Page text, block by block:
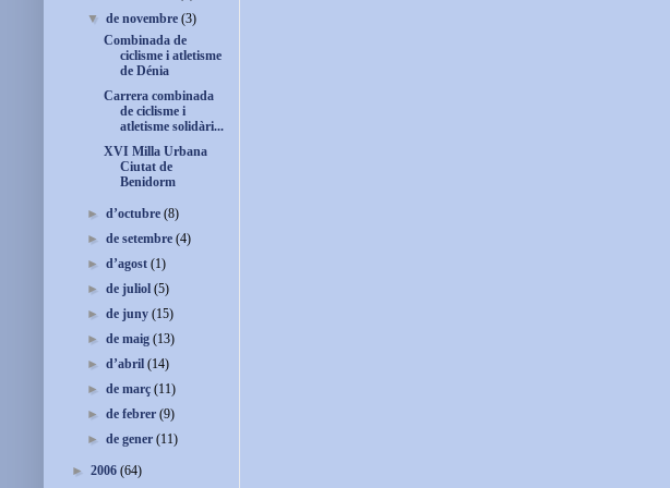
▼de novembre(3)
Combinada de
ciclisme i atletisme
de Dénia
Carrera combinada
de ciclisme i
atletisme solidàri...
XVI Milla Urbana
Ciutat de
Benidorm
►d’octubre(8)
►de setembre(4)
►d’agost(1)
►de juliol(5)
►de juny(15)
►de maig(13)
►d’abril(14)
►de març(11)
►de febrer(9)
►de gener(11)
► 2006 (64)